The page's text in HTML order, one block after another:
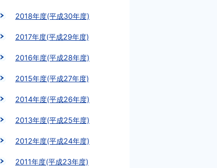
2018年度(平成30年度)
2017年度(平成29年度)
2016年度(平成28年度)
2015年度(平成27年度)
2014年度(平成26年度)
2013年度(平成25年度)
2012年度(平成24年度)
2011年度(平成23年度)